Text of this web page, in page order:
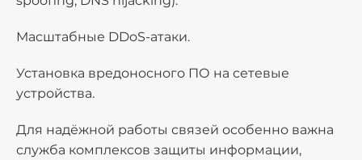
Масштабные DDoS-атаки.
Установка вредоносного ПО на сетевые
устройства.
Для надёжной работы связей особенно важна
служба комплексов защиты информации,